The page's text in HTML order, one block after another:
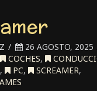
26 AGOSTO, 2025
COCHES,
, PC, SCREAMER,